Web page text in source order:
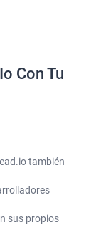
Con Tu
también
sus propios